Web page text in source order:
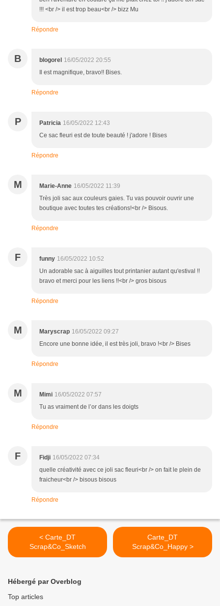
!!! <br /> il est trop beau<br /> bizz Mu
Répondre
B blogorel 16/05/2022 20:55
Il est magnifique, bravo!! Bises.
Répondre
P Patricia 16/05/2022 12:43
Ce sac fleuri est de toute beauté ! j'adore ! Bises
Répondre
M Marie-Anne 16/05/2022 11:39
Très joli sac aux couleurs gaies. Tu vas pouvoir ouvrir une
boutique avec toutes tes créations!<br /> Bisous.
Répondre
F funny 16/05/2022 10:52
Un adorable sac à aiguilles tout printanier autant qu'estival !!
bravo et merci pour les liens !!<br /> gros bisous
Répondre
M Maryscrap 16/05/2022 09:27
Encore une bonne idée, il est très joli, bravo !<br /> Bises
Répondre
M Mimi 16/05/2022 07:57
Tu as vraiment de l’or dans les doigts
Répondre
F Fidji 16/05/2022 07:34
quelle créativité avec ce joli sac fleuri<br /> on fait le plein de
fraicheur<br /> bisous bisous
Répondre
< Carte_DT
Scrap&Co_Sketch
Carte_DT
Scrap&Co_Happy >
Hébergé par Overblog
Top articles